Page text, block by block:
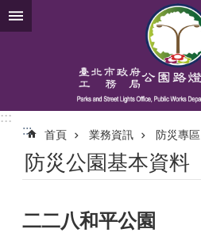
跳到主要內容區塊
:::
:::
首頁 業務資訊 防災專區
防災公園基本資料
二二八和平公園